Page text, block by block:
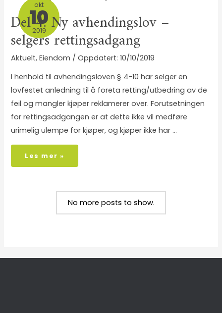
okt
10
2019
Del 4: Ny avhendingslov –
selgers rettingsadgang
Aktuelt, Eiendom /
10/10/2019
I henhold til avhendingsloven § 4-10 har selger en
lovfestet anledning til å foreta retting/utbedring av de
feil og mangler kjøper reklamerer over. Forutsetningen
for rettingsadgangen er at dette ikke vil medføre
urimelig ulempe for kjøper, og kjøper ikke har …
Les mer »
No more posts to show.